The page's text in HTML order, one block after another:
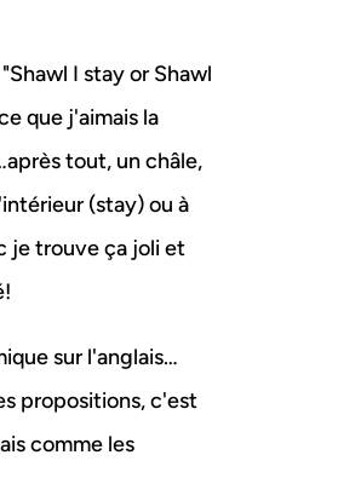
I stay or Shawl
que j'aimais la
tout, un châle,
(stay) ou à
je trouve ça joli et
sur l'anglais…
propositions, c'est
comme les